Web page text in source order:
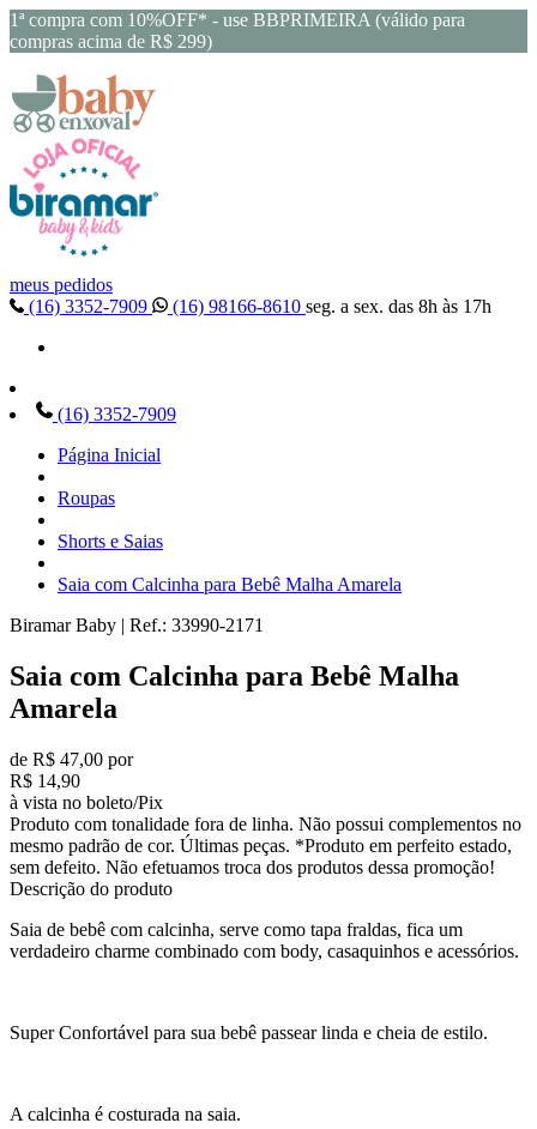
1ª compra com 10%OFF* - use BBPRIMEIRA (válido para
compras acima de R$ 299)
meus pedidos
(16) 3352-7909
(16) 98166-8610 seg. a sex. das 8h às 17h
(16) 3352-7909
Página Inicial
Roupas
Shorts e Saias
Saia com Calcinha para Bebê Malha Amarela
Biramar Baby | Ref.: 33990-2171
Saia com Calcinha para Bebê Malha
Amarela
de R$ 47,00 por
R$ 14,90
à vista no boleto/Pix
Produto com tonalidade fora de linha. Não possui complementos no
mesmo padrão de cor. Últimas peças. *Produto em perfeito estado,
sem defeito. Não efetuamos troca dos produtos dessa promoção!
Descrição do produto
Saia de bebê com calcinha, serve como tapa fraldas, fica um
verdadeiro charme combinado com body, casaquinhos e acessórios.
Super Confortável para sua bebê passear linda e cheia de estilo.
A calcinha é costurada na saia.